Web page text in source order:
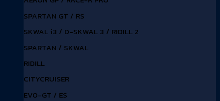
SPARTAN GT / RS
SKWAL i3 / D-SKWAL 3 / RIDILL 2
SPARTAN / SKWAL
RIDILL
CITYCRUISER
EVO-GT / ES